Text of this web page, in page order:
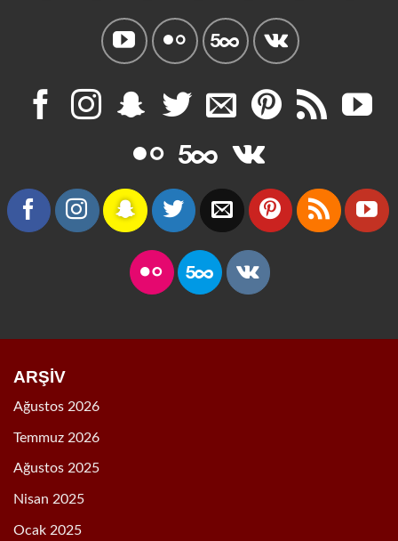
ARŞİV
Ağustos 2026
Temmuz 2026
Ağustos 2025
Nisan 2025
Ocak 2025